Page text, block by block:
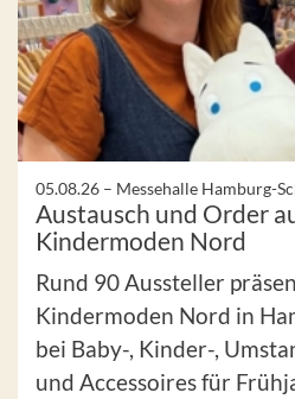
05.08.26 – Messehalle Hamburg-
Austausch und Order
Kindermoden Nord
Rund 90 Aussteller
Kindermoden Nord in
bei Baby-, Kinder-,
und Accessoires für